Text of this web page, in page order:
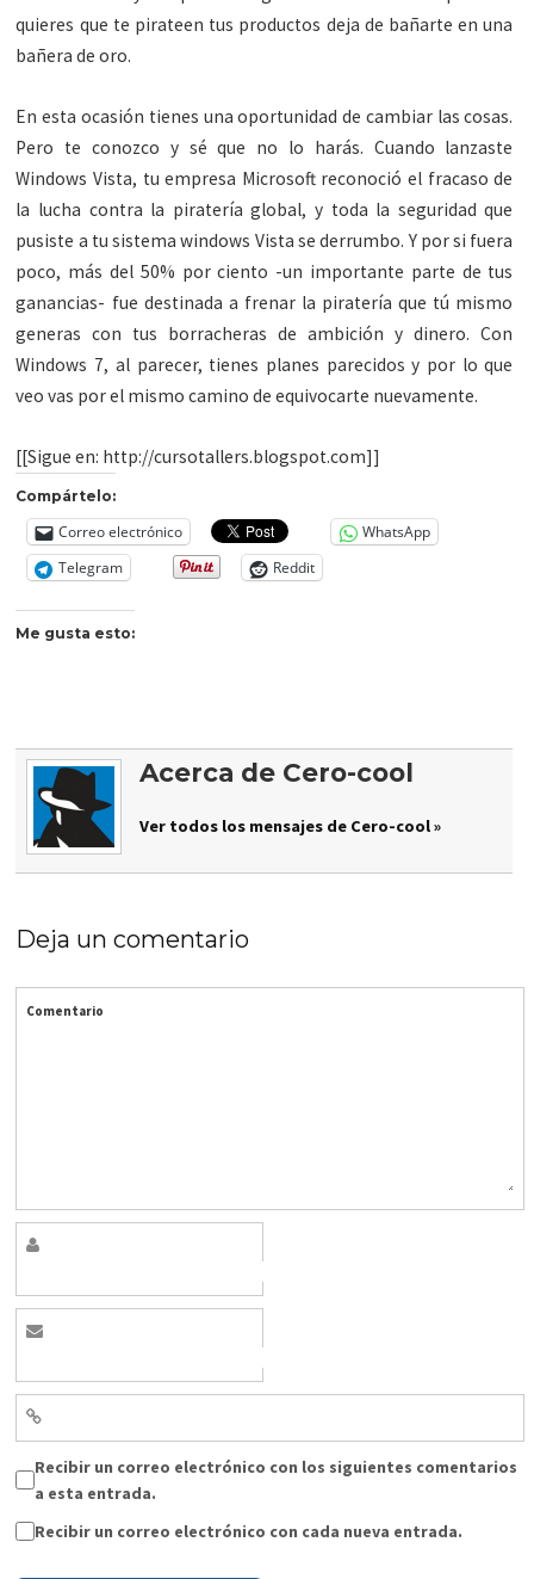
quieres que te pirateen tus productos deja de bañarte en una
bañera de oro.
En esta ocasión tienes una oportunidad de cambiar las cosas.
Pero te conozco y sé que no lo harás. Cuando lanzaste
Windows Vista, tu empresa Microsoft reconoció el fracaso de
la lucha contra la piratería global, y toda la seguridad que
pusiste a tu sistema windows Vista se derrumbo. Y por si fuera
poco, más del 50% por ciento -un importante parte de tus
ganancias- fue destinada a frenar la piratería que tú mismo
generas con tus borracheras de ambición y dinero. Con
Windows 7, al parecer, tienes planes parecidos y por lo que
veo vas por el mismo camino de equivocarte nuevamente.
[[Sigue en: http://cursotallers.blogspot.com]]
Compártelo:
Correo electrónico
WhatsApp
Telegram
Reddit
Me gusta esto:
Acerca de Cero-cool
Ver todos los mensajes de Cero-cool »
Deja un comentario
Comentario
Recibir un correo electrónico con los siguientes comentarios
a esta entrada.
Recibir un correo electrónico con cada nueva entrada.